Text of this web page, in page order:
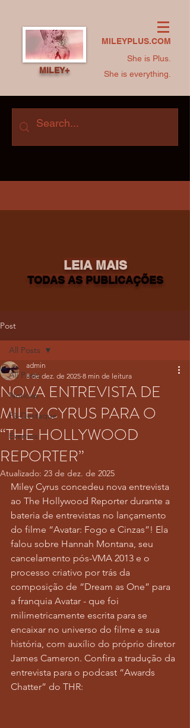
MILEYPLUS.COM
She is Plus.
She is everything.
MILEY+
LEIA MAIS
TODAS AS PUBLICAÇÕES
Post
All Posts
Notícias
Fã-Destaque
Eventos
All Posts
NOVA ENTREVISTA DE
MILEY CYRUS PARA O
“THE HOLLYWOOD
REPORTER”
admin
8 de dez. de 2025 8 min de leitura
Atualizado: 23 de dez. de 2025
Miley Cyrus concedeu nova entrevista
ao The Hollywood Reporter durante a
bateria de entrevistas no lançamento
do filme “Avatar: Fogo e Cinzas”! Ela
falou sobre Hannah Montana, seu
cancelamento pós-VMA 2013 e o
processo criativo por trás da
composição de “Dream as One” para
a franquia Avatar - que foi
milimetricamente escrita para se
encaixar no universo do filme e sua
história, com auxílio do próprio diretor
James Cameron. Confira a tradução da
entrevista para o podcast “Awards
Chatter” do THR: